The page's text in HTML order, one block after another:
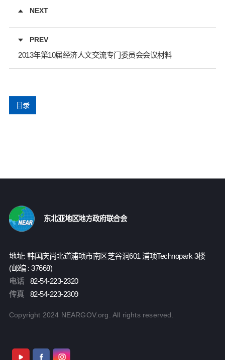
NEXT
PREV
2013年第10届经济人文交流专门委员会会议材料
目录
东北亚地区地方政府联合会
地址: 韩国庆尚北道浦项市南区芝谷洞601 浦项Technopark 3楼
(邮编 : 37668)
电话
82-54-223-2320
传真
82-54-223-2309
Copyright 2024 NEARGOV.org. All rights reserved.